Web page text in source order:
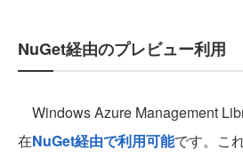
NuGet経由のプレビュー利用
Windows Azure Management
在NuGet経由で利用可能です。こ